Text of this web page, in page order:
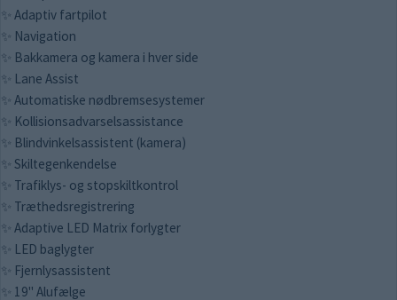
✨ Adaptiv fartpilot
✨ Navigation
✨ Bakkamera og kamera i hver side
✨ Lane Assist
✨ Automatiske nødbremsesystemer
✨ Kollisionsadvarselsassistance
✨ Blindvinkelsassistent (kamera)
✨ Skiltegenkendelse
✨ Trafiklys- og stopskiltkontrol
✨ Træthedsregistrering
✨ Adaptive LED Matrix forlygter
✨ LED baglygter
✨ Fjernlysassistent
✨ 19" Alufælge